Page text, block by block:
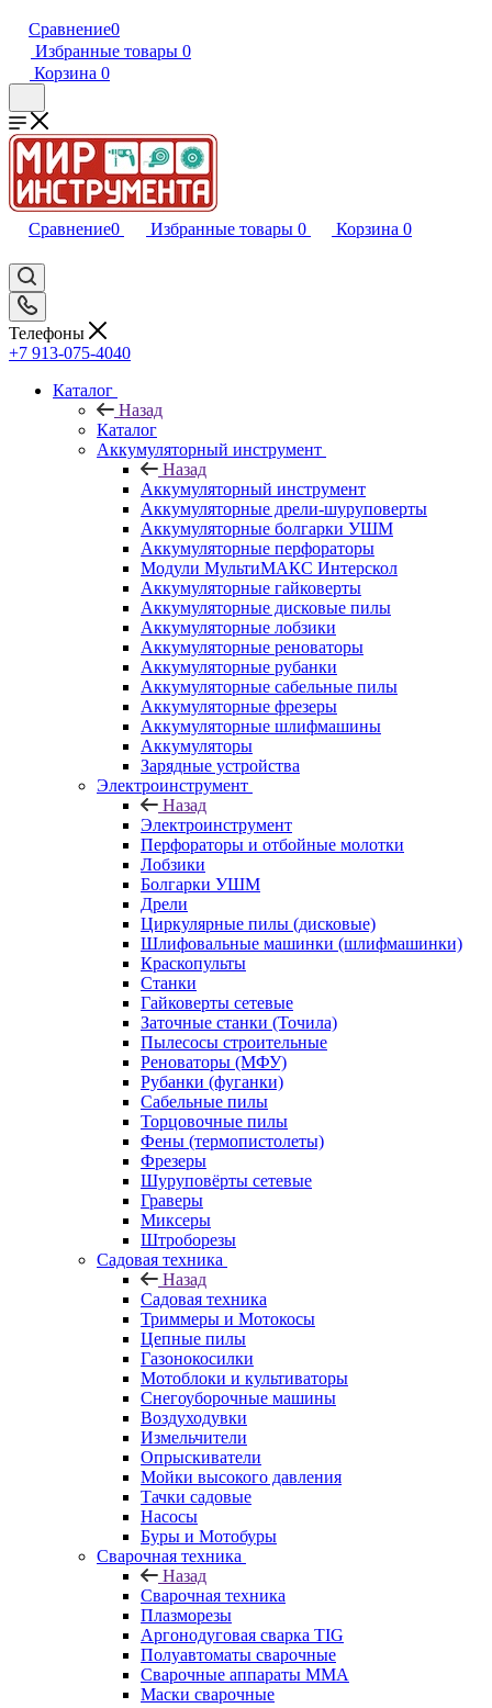
Сравнение0
Избранные товары 0
Корзина 0
Сравнение0 Избранные товары 0 Корзина 0
Телефоны
+7 913-075-4040
Каталог
Назад
Каталог
Аккумуляторный инструмент
Назад
Аккумуляторный инструмент
Аккумуляторные дрели-шуруповерты
Аккумуляторные болгарки УШМ
Аккумуляторные перфораторы
Модули МультиМАКС Интерскол
Аккумуляторные гайковерты
Аккумуляторные дисковые пилы
Аккумуляторные лобзики
Аккумуляторные реноваторы
Аккумуляторные рубанки
Аккумуляторные сабельные пилы
Аккумуляторные фрезеры
Аккумуляторные шлифмашины
Аккумуляторы
Зарядные устройства
Электроинструмент
Назад
Электроинструмент
Перфораторы и отбойные молотки
Лобзики
Болгарки УШМ
Дрели
Циркулярные пилы (дисковые)
Шлифовальные машинки (шлифмашинки)
Краскопульты
Станки
Гайковерты сетевые
Заточные станки (Точила)
Пылесосы строительные
Реноваторы (МФУ)
Рубанки (фуганки)
Сабельные пилы
Торцовочные пилы
Фены (термопистолеты)
Фрезеры
Шуруповёрты сетевые
Граверы
Миксеры
Штроборезы
Садовая техника
Назад
Садовая техника
Триммеры и Мотокосы
Цепные пилы
Газонокосилки
Мотоблоки и культиваторы
Снегоуборочные машины
Воздуходувки
Измельчители
Опрыскиватели
Мойки высокого давления
Тачки садовые
Насосы
Буры и Мотобуры
Сварочная техника
Назад
Сварочная техника
Плазморезы
Аргонодуговая сварка TIG
Полуавтоматы сварочные
Сварочные аппараты ММА
Маски сварочные